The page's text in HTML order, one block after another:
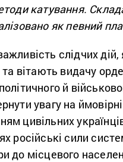
катування.
як певний
слідчих
вітають видачу
й
увагу на
цивільних
російські сили
до місцевого